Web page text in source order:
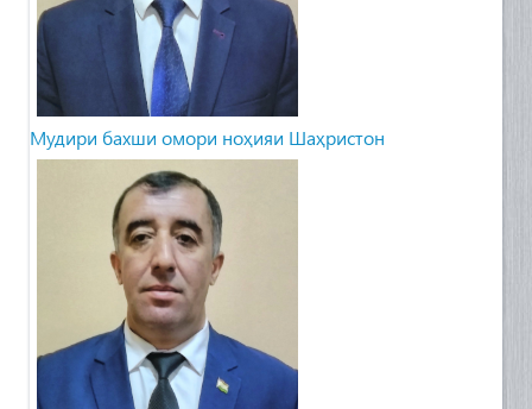
Мудири бахши омори ноҳияи Шаҳристон